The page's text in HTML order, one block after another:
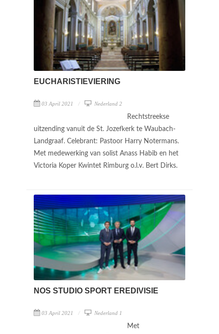
EUCHARISTIEVIERING
03 April 2021 Nederland 2
Rechtstreekse
uitzending vanuit de St. Jozefkerk te Waubach-
Landgraaf. Celebrant: Pastoor Harry Notermans.
Met medewerking van solist Anass Habib en het
Victoria Koper Kwintet Rimburg o.l.v. Bert Dirks.
NOS STUDIO SPORT EREDIVISIE
03 April 2021 Nederland 1
Met